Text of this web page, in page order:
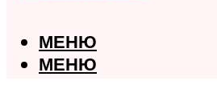
МЕНЮ
МЕНЮ